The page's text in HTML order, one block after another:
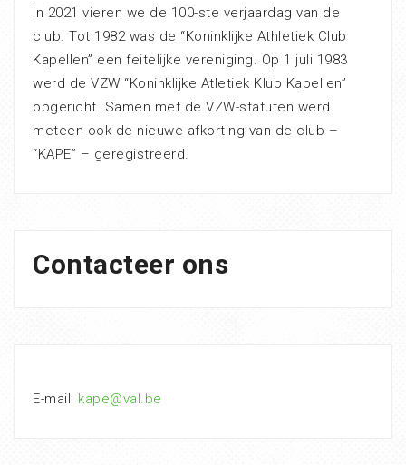
In 2021 vieren we de 100-ste verjaardag van de
club. Tot 1982 was de “Koninklijke Athletiek Club
Kapellen” een feitelijke vereniging. Op 1 juli 1983
werd de VZW “Koninklijke Atletiek Klub Kapellen”
opgericht. Samen met de VZW-statuten werd
meteen ook de nieuwe afkorting van de club –
“KAPE” – geregistreerd.
Contacteer ons
E-mail: kape@val.be